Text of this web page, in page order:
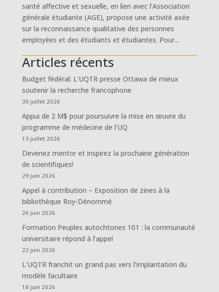
santé affective et sexuelle, en lien avec l’Association
générale étudiante (AGE), propose une activité axée
sur la reconnaissance qualitative des personnes
employées et des étudiants et étudiantes. Pour...
Articles récents
Budget fédéral: L’UQTR presse Ottawa de mieux
soutenir la recherche francophone
30 juillet 2026
Appui de 2 M$ pour poursuivre la mise en œuvre du
programme de médecine de l’UQ
13 juillet 2026
Devenez mentor et inspirez la prochaine génération
de scientifiques!
29 juin 2026
Appel à contribution – Exposition de zines à la
bibliothèque Roy-Dénommé
26 juin 2026
Formation Peuples autochtones 101 : la communauté
universitaire répond à l’appel
22 juin 2026
L’UQTR franchit un grand pas vers l’implantation du
modèle facultaire
18 juin 2026